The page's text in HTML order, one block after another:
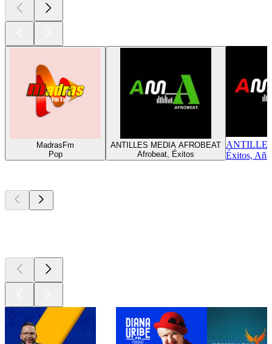
MadrasFm
Pop
ANTILLES MEDIA AFROBEAT
Afrobeat, Éxitos
Éxitos,